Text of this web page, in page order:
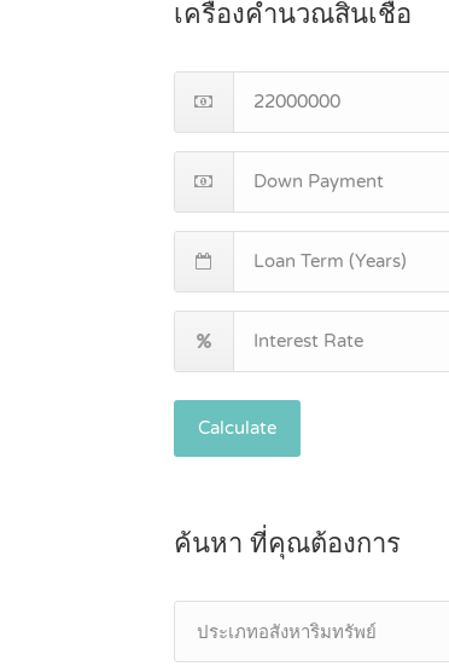
เครื่องคำนวณสินเชื่อ
Calculate
ค้นหา ที่คุณต้องการ
ประเภทอสังหาริมทรัพย์